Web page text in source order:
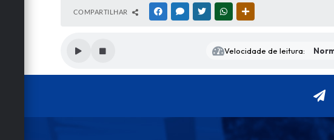
COMPARTILHAR FACEBOOKMESSENGER
TWITTERWHATSAPP
Velocidade de leitura: